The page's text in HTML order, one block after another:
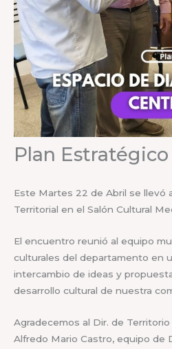
Plan
Este Martes 22 de Abril se llevó
Territorial en el Salón Cultural
El encuentro reunió al equipo
culturales del departamento en
intercambio de ideas y
desarrollo cultural de nuestra
Agradecemos al Dir. de
Alfredo Mario Castro, equipo de